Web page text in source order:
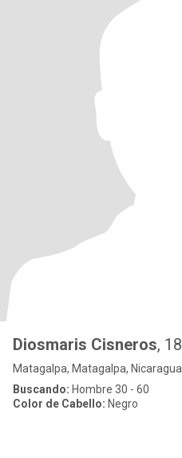
Diosmaris Cisneros, 18
Matagalpa, Matagalpa, Nicaragua
Buscando: Hombre 30 - 60
Color de Cabello: Negro